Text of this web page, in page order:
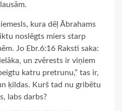
kura dēļ Ābrahams
noslēgts miers starp
Jo Ebr.6:16 Raksti saka:
un zvērests ir viņiem
katru pretrunu,” tas ir,
ķildas. Kurš tad nu gribētu
labs darbs?